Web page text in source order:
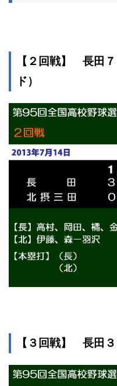
【２回戦】 長田
ド）
【３回戦】 長田